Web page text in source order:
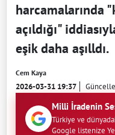
harcamalarında
açıldığı"
eşik daha aşılldı.
Cem Kaya
2026-03-31 19:37
Milli İradenin
Türkiye ve
Google listenize